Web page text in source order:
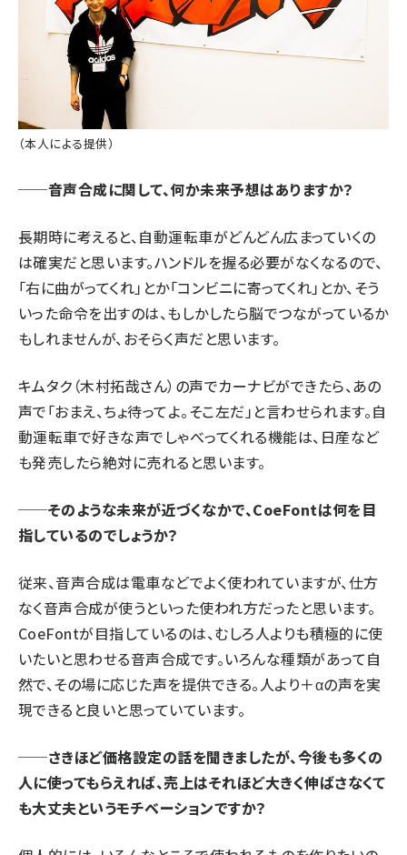
（本人による提供）
──音声合成に関して、何か未来予想はありますか？
長期時に考えると、自動運転車がどんどん広まっていくの
は確実だと思います。ハンドルを握る必要がなくなるので、
「右に曲がってくれ」とか「コンビニに寄ってくれ」とか、そう
いった命令を出すのは、もしかしたら脳でつながっているか
もしれませんが、おそらく声だと思います。
キムタク（木村拓哉さん）の声でカーナビができたら、あの
声で「おまえ、ちょ待ってよ。そこ左だ」と言わせられます。自
動運転車で好きな声でしゃべってくれる機能は、日産など
も発売したら絶対に売れると思います。
──そのような未来が近づくなかで、CoeFontは何を目
指しているのでしょうか？
従来、音声合成は電車などでよく使われていますが、仕方
なく音声合成が使うといった使われ方だったと思います。
CoeFontが目指しているのは、むしろ人よりも積極的に使
いたいと思わせる音声合成です。いろんな種類があって自
然で、その場に応じた声を提供できる。人より＋αの声を実
現できると良いと思っていています。
──さきほど価格設定の話を聞きましたが、今後も多くの
人に使ってもらえれば、売上はそれほど大きく伸ばさなくて
も大丈夫というモチベーションですか？